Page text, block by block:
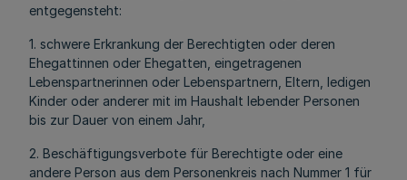
entgegensteht:
1. schwere Erkrankung der Berechtigten oder deren
Ehegattinnen oder Ehegatten, eingetragenen
Lebenspartnerinnen oder Lebenspartnern, Eltern, ledigen
Kinder oder anderer mit im Haushalt lebender Personen
bis zur Dauer von einem Jahr,
2. Beschäftigungsverbote für Berechtigte oder eine
andere Person aus dem Personenkreis nach Nummer 1 für